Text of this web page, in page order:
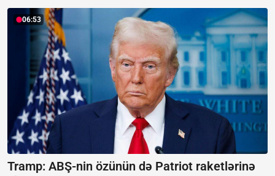
06:53
Tramp: ABŞ-nin özünün də Patriot raketlərinə